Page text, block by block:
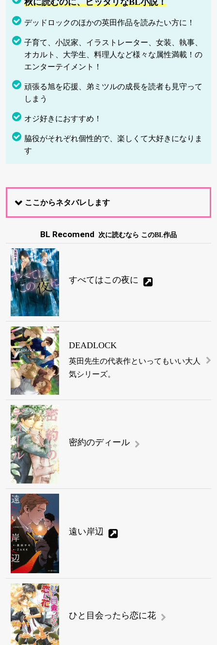
秋に読むのに、ピッタリなBL小説！
デッドロックのほかの英田作品を読みたい方に！
子育て、小説家、イラストレーター、女装、執事、
オカルト、大学生、料理人など様々な属性満載！の
エンターテイメント！
頑張る旭を応援、弟ミツルの成長を読者も見守って
しまう
オジ好きにおすすめ！
脇役がそれぞれ個性的で、楽しくて大好きになりま
す
ここからネタバレします
BL Recomend 次に読むなら このBL作品
すべてはこの夜に
DEADLOCK
英田先生の代表作といってもいい大人
気シリーズ。
密約のディール
遠い岸辺
ひと目会ったら恋に花